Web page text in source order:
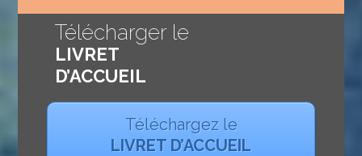
Télécharger le
LIVRET
D’ACCUEIL
Téléchargez le
LIVRET D’ACCUEIL